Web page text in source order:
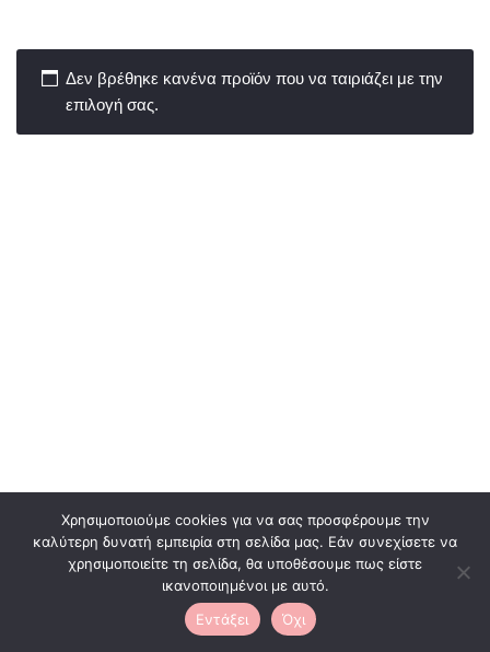
Δεν βρέθηκε κανένα προϊόν που να ταιριάζει με την
επιλογή σας.
| Με τη δύναμη τουWordPress
Χρησιμοποιούμε cookies για να σας προσφέρουμε την
καλύτερη δυνατή εμπειρία στη σελίδα μας. Εάν συνεχίσετε να
χρησιμοποιείτε τη σελίδα, θα υποθέσουμε πως είστε
ικανοποιημένοι με αυτό.
Εντάξει
Όχι